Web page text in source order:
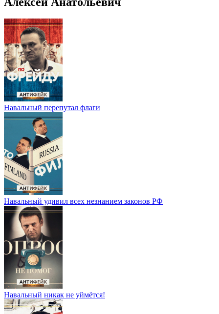
Навальный перепутал флаги
Навальный удивил всех незнанием законов РФ
Навальный никак не уймётся!